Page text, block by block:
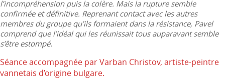
l’incompréhension puis la colère. Mais la rupture semble
confirmée et définitive. Reprenant contact avec les autres
membres du groupe qu’ils formaient dans la résistance, Pavel
comprend que l’idéal qui les réunissait tous auparavant semble
s’être estompé.
Séance accompagnée par Varban Christov, artiste-peintre
vannetais d’origine bulgare.